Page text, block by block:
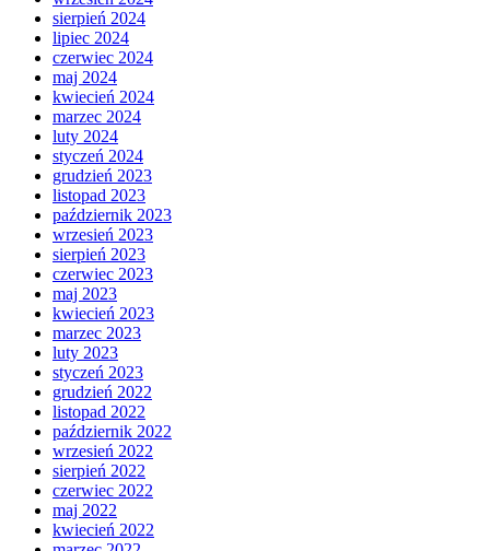
sierpień 2024
lipiec 2024
czerwiec 2024
maj 2024
kwiecień 2024
marzec 2024
luty 2024
styczeń 2024
grudzień 2023
listopad 2023
październik 2023
wrzesień 2023
sierpień 2023
czerwiec 2023
maj 2023
kwiecień 2023
marzec 2023
luty 2023
styczeń 2023
grudzień 2022
listopad 2022
październik 2022
wrzesień 2022
sierpień 2022
czerwiec 2022
maj 2022
kwiecień 2022